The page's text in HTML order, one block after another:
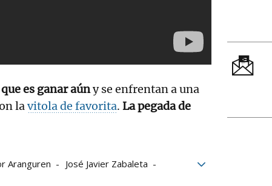
es ganar aúny se enfrentan a una
lavitola de favorita. La pegada de
Aranguren
José Javier Zabaleta